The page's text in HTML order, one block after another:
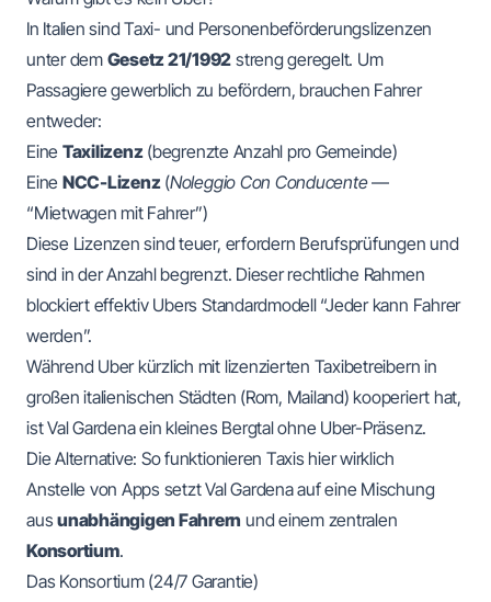
In Italien sind Taxi- und Personenbeförderungslizenzen
unter dem Gesetz 21/1992 streng geregelt. Um
Passagiere gewerblich zu befördern, brauchen Fahrer
entweder:
Eine Taxilizenz(begrenzte Anzahl pro Gemeinde)
Eine NCC-Lizenz(Noleggio Con Conducente—
“Mietwagen mit Fahrer”)
Diese Lizenzen sind teuer, erfordern Berufsprüfungen und
sind in der Anzahl begrenzt. Dieser rechtliche Rahmen
blockiert effektiv Ubers Standardmodell “Jeder kann Fahrer
werden”.
Während Uber kürzlich mit lizenzierten Taxibetreibern in
großen italienischen Städten (Rom, Mailand) kooperiert hat,
ist Val Gardena ein kleines Bergtal ohne Uber-Präsenz.
Die Alternative: So funktionieren Taxis hier wirklich
Anstelle von Apps setzt Val Gardena auf eine Mischung
ausunabhängigen Fahrern und einem zentralen
Konsortium.
Das Konsortium (24/7 Garantie)